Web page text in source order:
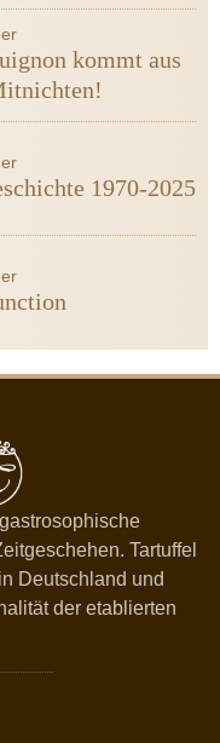
kommt aus
1970-2025
Tartuffel
Deutschland und
der etablierten